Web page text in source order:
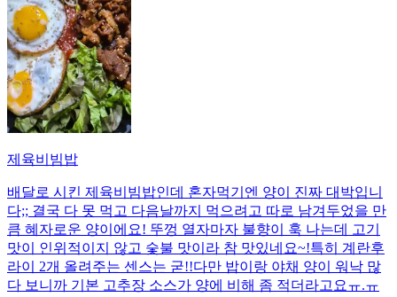
제육비빔밥
배달로 시킨 제육비빔밥인데 혼자먹기엔 양이 진짜 대박입니
다;; 결국 다 못 먹고 다음날까지 먹으려고 따로 남겨두었을 만
큼 혜자로운 양이에요! 뚜껑 열자마자 불향이 훅 나는데 고기
맛이 인위적이지 않고 숯불 맛이라 참 맛있네요~!특히 계란후
라이 2개 올려주는 센스는 굳!! ​다만 밥이랑 야채 양이 워낙 많
다 보니까 기본 고추장 소스가 양에 비해 좀 적더라고요ㅠ.ㅠ